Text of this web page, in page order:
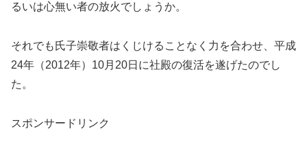
るいは心無い者の放火でしょうか。
それでも氏子崇敬者はくじけることなく力を合わせ、平成
24年（2012年）10月20日に社殿の復活を遂げたのでし
た。
スポンサードリンク